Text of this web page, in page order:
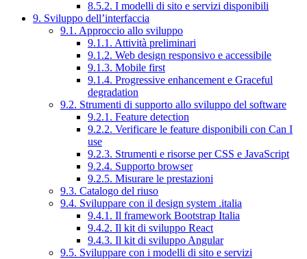
8.5.2. I modelli di sito e servizi disponibili
9. Sviluppo dell’interfaccia
9.1. Approccio allo sviluppo
9.1.1. Attività preliminari
9.1.2. Web design responsivo e accessibile
9.1.3. Mobile first
9.1.4. Progressive enhancement e Graceful
degradation
9.2. Strumenti di supporto allo sviluppo del software
9.2.1. Feature detection
9.2.2. Verificare le feature disponibili con Can I
use
9.2.3. Strumenti e risorse per CSS e JavaScript
9.2.4. Supporto browser
9.2.5. Misurare le prestazioni
9.3. Catalogo del riuso
9.4. Sviluppare con il design system .italia
9.4.1. Il framework Bootstrap Italia
9.4.2. Il kit di sviluppo React
9.4.3. Il kit di sviluppo Angular
9.5. Sviluppare con i modelli di sito e servizi